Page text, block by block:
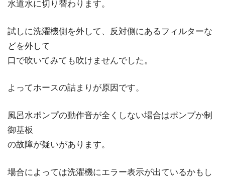
水道水に切り替わります。
試しに洗濯機側を外して、反対側にあるフィルターな
どを外して
口で吹いてみても吹けませんでした。
よってホースの詰まりが原因です。
風呂水ポンプの動作音が全くしない場合はポンプか制
御基板
の故障が疑いがあります。
場合によっては洗濯機にエラー表示が出ているかもし